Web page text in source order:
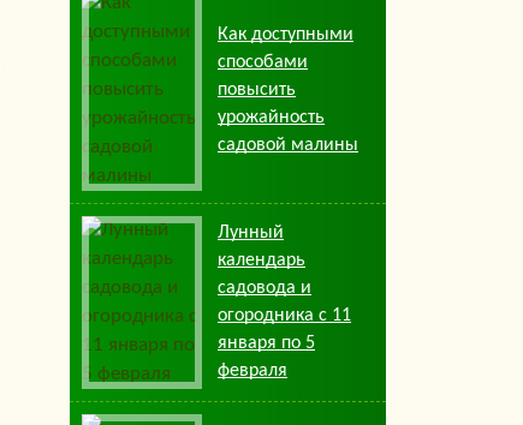
Как доступными
способами
повысить
урожайность
садовой малины
Лунный
календарь
садовода и
огородника с 11
января по 5
февраля